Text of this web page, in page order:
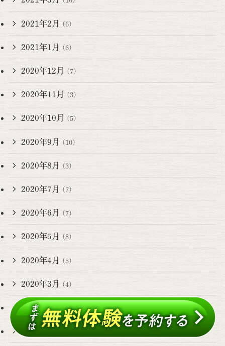
2021年2月 (6)
2021年1月 (6)
2020年12月 (7)
2020年11月 (3)
2020年10月 (5)
2020年9月 (10)
2020年8月 (3)
2020年7月 (7)
2020年6月 (7)
2020年5月 (8)
2020年4月 (5)
2020年3月 (4)
2020年2月(6)
2020年1月